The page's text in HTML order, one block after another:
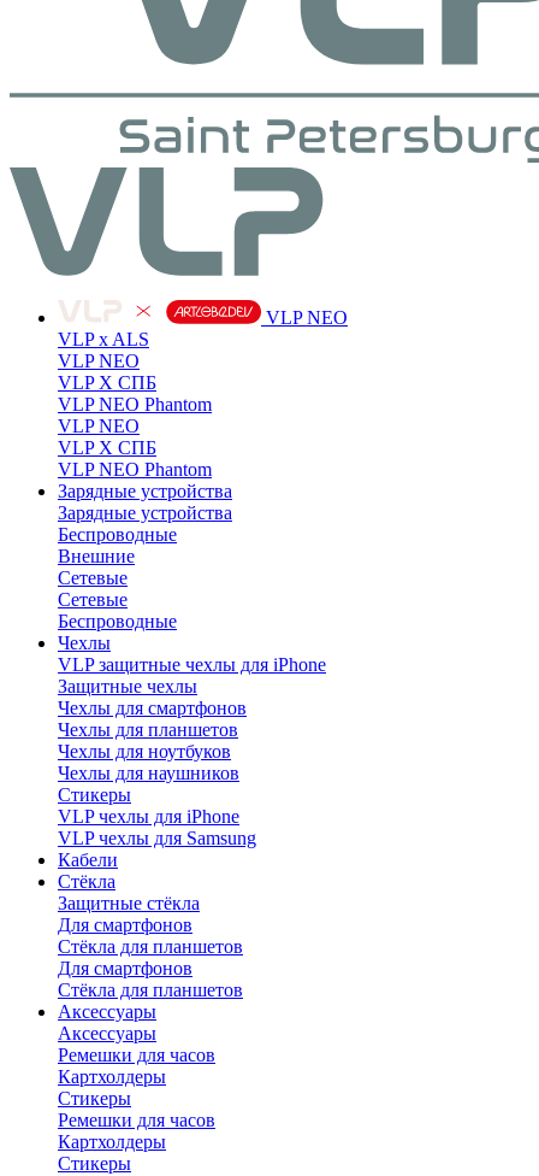
VLP NEO
VLP x ALS
VLP NEO
VLP X СПБ
VLP NEO Phantom
VLP NEO
VLP X СПБ
VLP NEO Phantom
Зарядные устройства
Зарядные устройства
Беспроводные
Внешние
Сетевые
Сетевые
Беспроводные
Чехлы
VLP защитные чехлы для iPhone
Защитные чехлы
Чехлы для смартфонов
Чехлы для планшетов
Чехлы для ноутбуков
Чехлы для наушников
Стикеры
VLP чехлы для iPhone
VLP чехлы для Samsung
Кабели
Стёкла
Защитные стёкла
Для смартфонов
Стёкла для планшетов
Для смартфонов
Стёкла для планшетов
Аксессуары
Аксессуары
Ремешки для часов
Картхолдеры
Стикеры
Ремешки для часов
Картхолдеры
Стикеры